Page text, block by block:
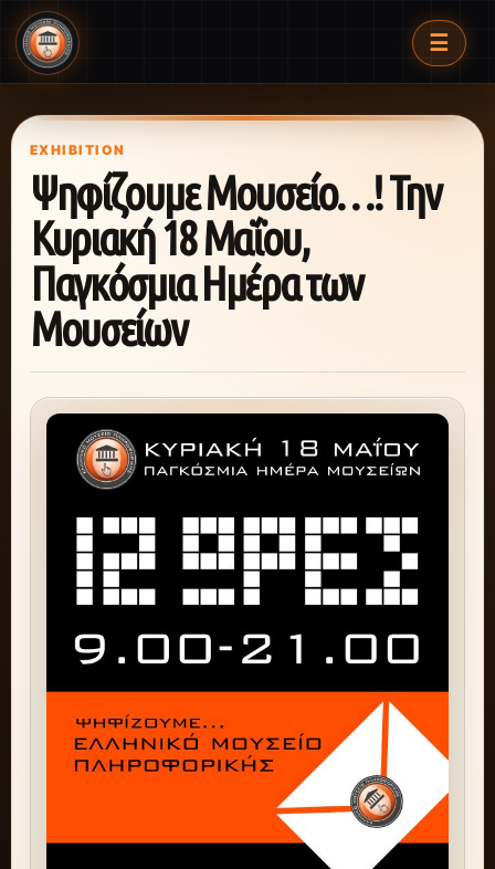
☰
EXHIBITION
Ψηφίζουμε Μουσείο…! Την
Κυριακή 18 Μαΐου,
Παγκόσμια Ημέρα των
Μουσείων